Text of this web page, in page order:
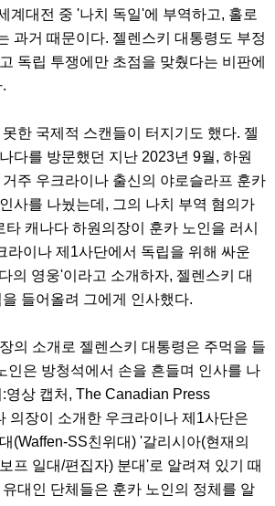
계대전 중 '나치 독일'에 부역하고, 홀로
과거 때문이다. 젤렌스키 대통령도 부정
독립 투쟁에만 초점을 맞췄다는 비판에
한 국제적 스캔들이 터지기도 했다. 젤
다를 방문했던 지난 2023년 9월, 하원
주 우크라이나 출신의 야로슬라프 훈카
사를 나눴는데, 그의 나치 부역 혐의가
타 캐나다 하원의장이 훈카 노인을 러시
라이나 제1사단에서 독립을 위해 싸운
의 영웅'이라고 소개하자, 젤렌스키 대
들어올려 그에게 인사했다.
의 소개로 젤렌스키 대통령은 주먹을 들
인은 방청석에서 손을 흔들며 인사를 나
영상 캡처, The Canadian Press
의장이 소개한 우크라이나 제1사단은
(Waffen-SS친위대) '갈리시아(현재의
프 일대/편집자) 분대'로 알려져 있기 때
대인 단체들은 훈카 노인의 정체를 알